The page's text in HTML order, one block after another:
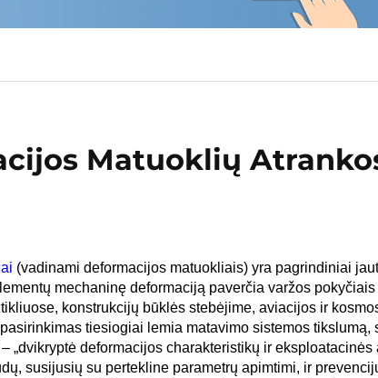
Matuoklių
(vadinami deformacijos matuokliais) yra pagrindiniai
mechaninę deformaciją paverčia varžos
konstrukcijų būklės stebėjime, aviacijos ir
tiesiogiai lemia matavimo sistemos tikslumą,
„dvikryptė deformacijos charakteristikų ir eksploatacinės
susijusių su pertekline parametrų apimtimi, ir